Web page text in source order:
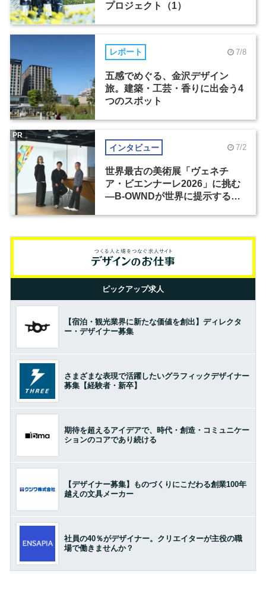
プロジェクト（1）
レポート 7/8
五感でめぐる、金沢デザイン
旅。建築・工芸・香りに出会う4
つのスポット
インタビュー 7/2
世界最古の美術展「ヴェネチ
ア・ビエンナーレ2026」に挑む
―B-OWNDが世界に提示する美
PR
ピックアップ求人
【宿泊・観光業界に新たな価値を創出】ディレクタ
ー・デザイナー募集
さまざまな表現で活躍したいグラフィックデザイナー
募集【経験者・新卒】
期待を超えるアイデアで、時代・創造・コミュニケー
ションのコアであり続ける
【デザイナー募集】ものづくりにこだわる創業100年
越えの文具メーカー
社員の40％がデザイナー。クリエイターが主役の職
場で働きませんか？